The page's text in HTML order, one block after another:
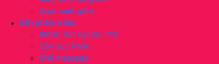
Quạt sưởi gốm
Sản phẩm khác
Robot hút bụi lau nhà
Cân sức khỏe
Ghế massage